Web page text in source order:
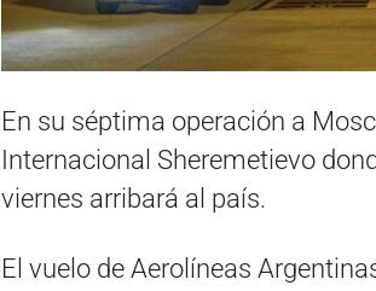
En su séptima operación a
Internacional Sheremetievo
viernes arribará al país.
El vuelo de Aerolíneas